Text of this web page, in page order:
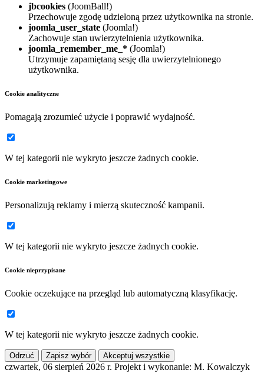
jbcookies (JoomBall!)
Przechowuje zgodę udzieloną przez użytkownika na stronie.
joomla_user_state (Joomla!)
Zachowuje stan uwierzytelnienia użytkownika.
joomla_remember_me_* (Joomla!)
Utrzymuje zapamiętaną sesję dla uwierzytelnionego
użytkownika.
Cookie analityczne
Pomagają zrozumieć użycie i poprawić wydajność.
W tej kategorii nie wykryto jeszcze żadnych cookie.
Cookie marketingowe
Personalizują reklamy i mierzą skuteczność kampanii.
W tej kategorii nie wykryto jeszcze żadnych cookie.
Cookie nieprzypisane
Cookie oczekujące na przegląd lub automatyczną klasyfikację.
W tej kategorii nie wykryto jeszcze żadnych cookie.
Odrzuć Zapisz wybór Akceptuj wszystkie
czwartek, 06 sierpień 2026 r. Projekt i wykonanie: M. Kowalczyk